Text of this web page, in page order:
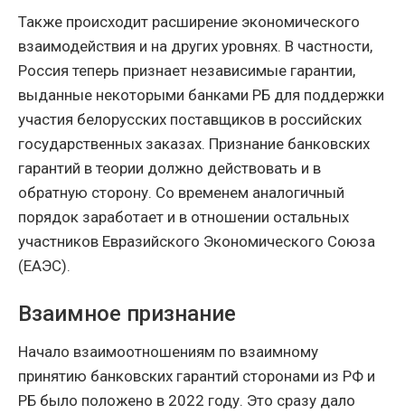
Также происходит расширение экономического
взаимодействия и на других уровнях. В частности,
Россия теперь признает независимые гарантии,
выданные некоторыми банками РБ для поддержки
участия белорусских поставщиков в российских
государственных заказах. Признание банковских
гарантий в теории должно действовать и в
обратную сторону. Со временем аналогичный
порядок заработает и в отношении остальных
участников Евразийского Экономического Союза
(ЕАЭС).
Взаимное признание
Начало взаимоотношениям по взаимному
принятию банковских гарантий сторонами из РФ и
РБ было положено в 2022 году. Это сразу дало